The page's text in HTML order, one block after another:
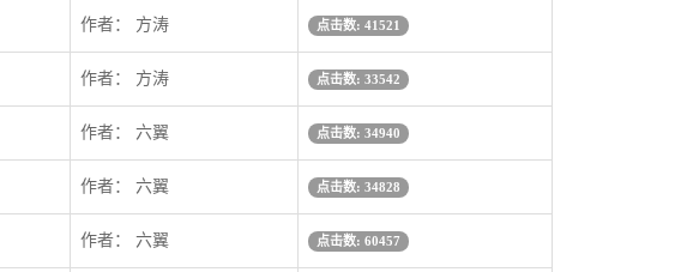
作者： 方涛 点击数: 41521
作者： 方涛 点击数: 33542
作者： 六翼 点击数: 34940
作者： 六翼 点击数: 34828
作者： 六翼 点击数: 60457